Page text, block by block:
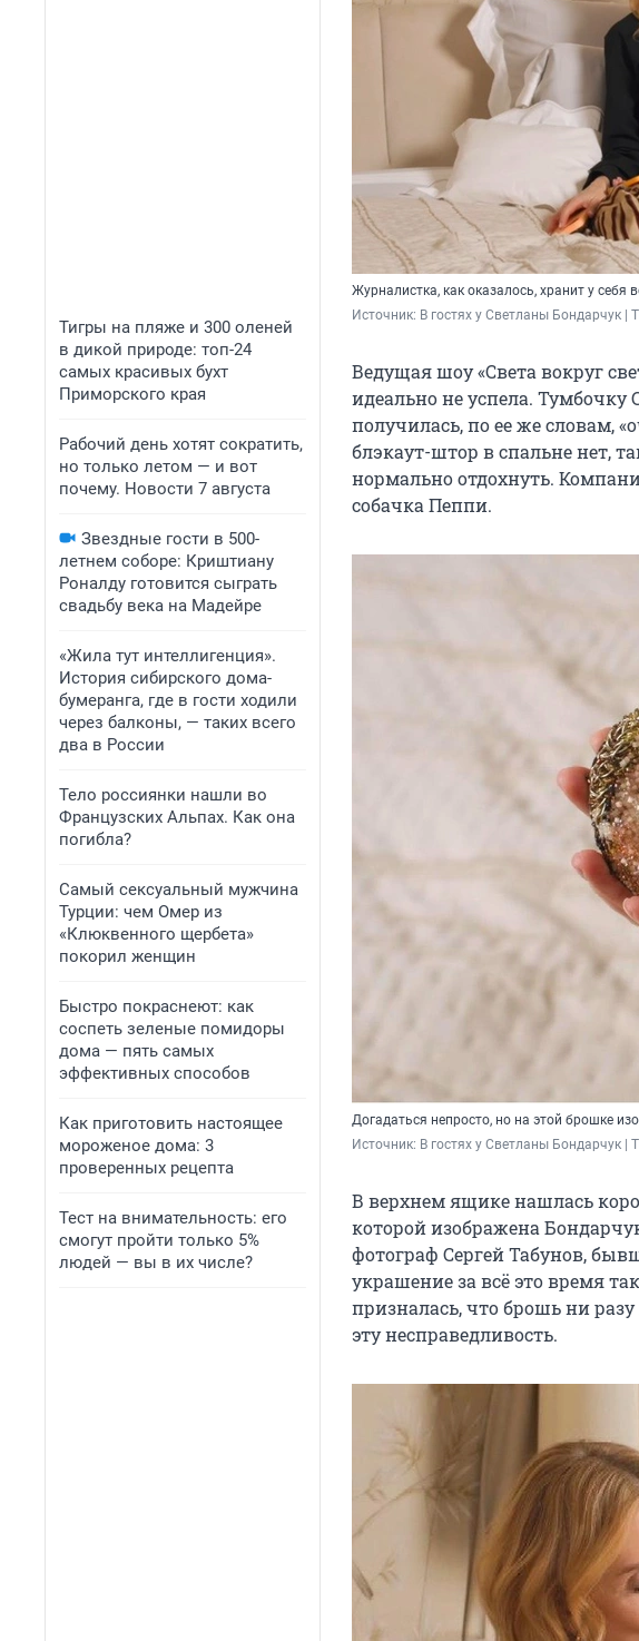
Тигры на пляже и 300 оленей
в дикой природе: топ-24
самых красивых бухт
Приморского края
Рабочий день хотят сократить,
но только летом — и вот
почему. Новости 7 августа
Звездные гости в 500-
летнем соборе: Криштиану
Роналду готовится сыграть
свадьбу века на Мадейре
«Жила тут интеллигенция».
История сибирского дома-
бумеранга, где в гости ходили
через балконы, — таких всего
два в России
Тело россиянки нашли во
Французских Альпах. Как она
погибла?
Самый сексуальный мужчина
Турции: чем Омер из
«Клюквенного щербета»
покорил женщин
Быстро покраснеют: как
соспеть зеленые помидоры
дома — пять самых
эффективных способов
Как приготовить настоящее
мороженое дома: 3
проверенных рецепта
Тест на внимательность: его
смогут пройти только 5%
людей — вы в их числе?
Журналистка, как оказалось, хранит у
Источник: В гостях у Светланы Бондарчук |
Ведущая шоу «Света вокруг
идеально не успела. Тумбочку
получилась, по ее же словам,
блэкаут-штор в спальне нет,
нормально отдохнуть.
собачка Пеппи.
Догадаться непросто, но на этой брошке
Источник: В гостях у Светланы Бондарчук |
В верхнем ящике нашлась
которой изображена
фотограф Сергей Табунов,
украшение за всё это время
призналась, что брошь ни
эту несправедливость.